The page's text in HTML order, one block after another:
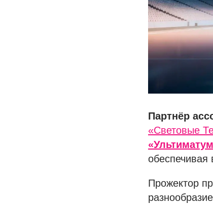
Партнёр
«Световые
обеспечивая
Прожектор